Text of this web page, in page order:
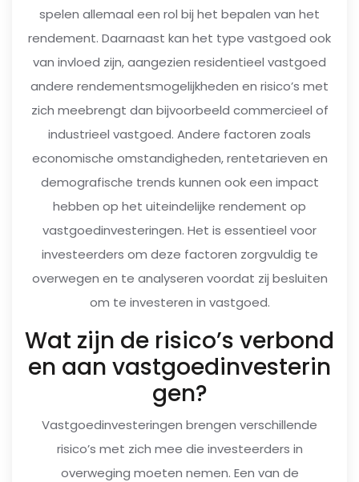
spelen allemaal een rol bij het bepalen van het
rendement. Daarnaast kan het type vastgoed ook
van invloed zijn, aangezien residentieel vastgoed
andere rendementsmogelijkheden en risico’s met
zich meebrengt dan bijvoorbeeld commercieel of
industrieel vastgoed. Andere factoren zoals
economische omstandigheden, rentetarieven en
demografische trends kunnen ook een impact
hebben op het uiteindelijke rendement op
vastgoedinvesteringen. Het is essentieel voor
investeerders om deze factoren zorgvuldig te
overwegen en te analyseren voordat zij besluiten
om te investeren in vastgoed.
Wat zijn de risico’s verbond
en aan vastgoedinvesterin
gen?
Vastgoedinvesteringen brengen verschillende
risico’s met zich mee die investeerders in
overweging moeten nemen. Een van de